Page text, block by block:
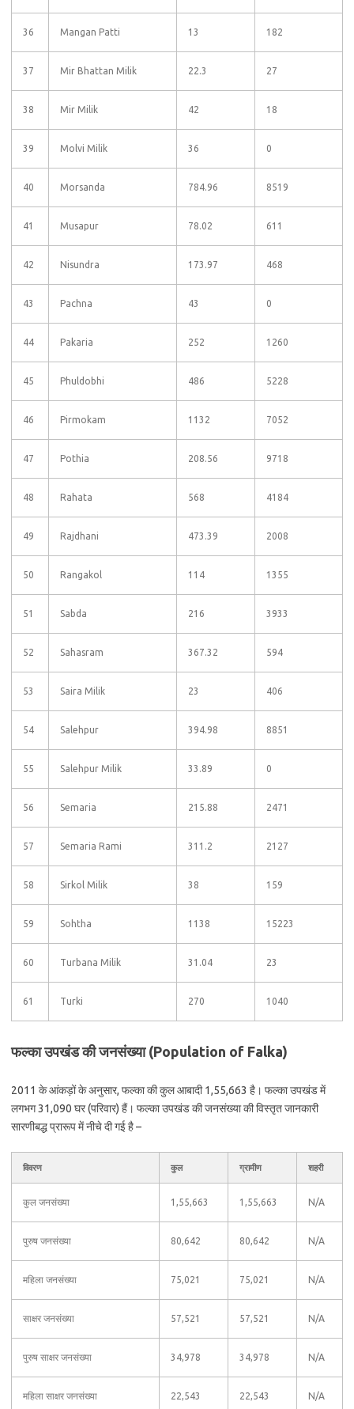
36 Mangan Patti 13 182
37 Mir Bhattan Milik 22.3 27
38 Mir Milik 42 18
39 Molvi Milik 36 0
40 Morsanda 784.96 8519
41 Musapur 78.02 611
42 Nisundra 173.97 468
43 Pachna 43 0
44 Pakaria 252 1260
45 Phuldobhi 486 5228
46 Pirmokam 1132 7052
47 Pothia 208.56 9718
48 Rahata 568 4184
49 Rajdhani 473.39 2008
50 Rangakol 114 1355
51 Sabda 216 3933
52 Sahasram 367.32 594
53 Saira Milik 23 406
54 Salehpur 394.98 8851
55 Salehpur Milik 33.89 0
56 Semaria 215.88 2471
57 Semaria Rami 311.2 2127
58 Sirkol Milik 38 159
59 Sohtha 1138 15223
60 Turbana Milik 31.04 23
61 Turki 270 1040
फल्का उपखंड की जनसंख्या (Population of Falka)
2011 के आंकड़ों के अनुसार, फल्का की कुल आबादी 1,55,663 है। फल्का उपखंड में
लगभग 31,090 घर (परिवार) हैं। फल्का उपखंड की जनसंख्या की विस्तृत जानकारी
सारणीबद्ध प्रारूप में नीचे दी गई है –
विवरण कुल ग्रामीण शहरी
कुल जनसंख्या 1,55,663 1,55,663 N/A
पुरुष जनसंख्या 80,642 80,642 N/A
महिला जनसंख्या 75,021 75,021 N/A
साक्षर जनसंख्या 57,521 57,521 N/A
पुरुष साक्षर जनसंख्या 34,978 34,978 N/A
महिला साक्षर जनसंख्या 22,543 22,543 N/A